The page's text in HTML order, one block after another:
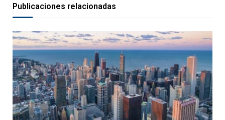
Publicaciones relacionadas